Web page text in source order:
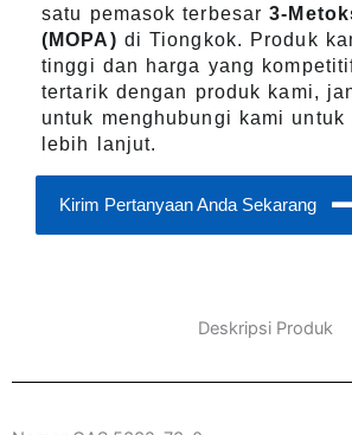
satu pemasok terbesar 3-
(MOPA) di Tiongkok. Produk
tinggi dan harga yang
tertarik dengan produk kami,
untuk menghubungi kami untuk
lebih lanjut.
Kirim Pertanyaan Anda Sekarang
Deskripsi Produk